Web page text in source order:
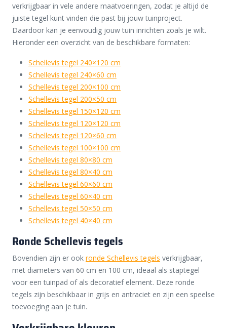
verkrijgbaar in vele andere maatvoeringen, zodat je altijd de
juiste tegel kunt vinden die past bij jouw tuinproject.
Daardoor kan je eenvoudig jouw tuin inrichten zoals je wilt.
Hieronder een overzicht van de beschikbare formaten:
Schellevis tegel 240×120 cm
Schellevis tegel 240×60 cm
Schellevis tegel 200×100 cm
Schellevis tegel 200×50 cm
Schellevis tegel 150×120 cm
Schellevis tegel 120×120 cm
Schellevis tegel 120×60 cm
Schellevis tegel 100×100 cm
Schellevis tegel 80×80 cm
Schellevis tegel 80×40 cm
Schellevis tegel 60×60 cm
Schellevis tegel 60×40 cm
Schellevis tegel 50×50 cm
Schellevis tegel 40×40 cm
Ronde Schellevis tegels
Bovendien zijn er ook ronde Schellevis tegels verkrijgbaar,
met diameters van 60 cm en 100 cm, ideaal als staptegel
voor een tuinpad of als decoratief element. Deze ronde
tegels zijn beschikbaar in grijs en antraciet en zijn een speelse
toevoeging aan je tuin.